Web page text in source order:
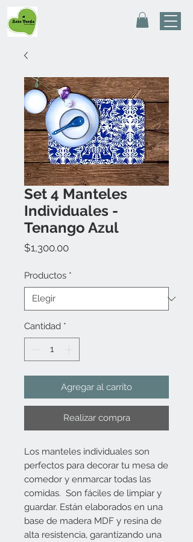
Set 4 Manteles
Individuales -
Tenango Azul
$1,300.00Precio
Productos *
Cantidad *
Agregar al carrito
Realizar compra
Los manteles individuales son
perfectos para decorar tu mesa de
comedor y enmarcar todas las
comidas. Son fáciles de limpiar y
guardar. Están elaborados en una
base de madera MDF y resina de
alta resistencia, garantizando una